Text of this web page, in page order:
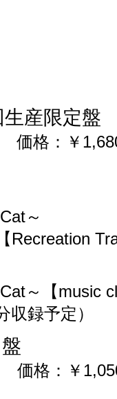
生産限定盤
価格：￥
～
Recreation
～【music
録予定）
格：￥